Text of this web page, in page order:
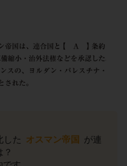
した オスマン帝国
が連